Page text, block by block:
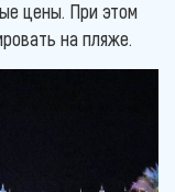
цены. При этом
на пляже.